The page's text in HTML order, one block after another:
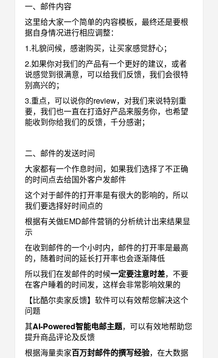
一、邮件内容
这里给大家一个简单的内容模板，最终还是要根
据自身情况进行相应调整：
1.礼貌问候，感谢购买，让买家感觉舒心；
2.如果你对我们的产品有一个更好的建议，或者
说感觉到很满意，可以给我们反馈，我们会很特
别高兴的；
3.重点，可以说你的review，对我们来说特别重
要，我们也一直在打造好产品来服务你，也希望
能收到你给我们的反馈，千分感谢；
二、邮件的发送时间
大家都有一个作息时间，如果我们选择了不正确
的时间点去给国外客户发邮件
这个对于邮件的打开率是有很大的影响的，所以
我们要选择好时间点的
根据有关做EMD邮件营销的分析统计出来结果显
示
在收到邮件的一个小时内，邮件的打开率是最高
的，随着时间的延长打开率也会逐渐降低
所以我们在发邮件的时候一定要注意时差，不要
在客户睡着的时间发，这样会非常影响效果的
【比酷尔卖家反馈】软件可以有效帮您解决这个
问题
其AI-Powered智能电邮主题，可以有效地帮助您
提升商品评论及反馈
根据海量卖家百万封邮件的撰写经验，在大数据